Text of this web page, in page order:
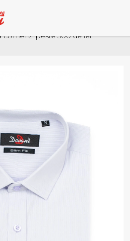
comenzi peste 500 de lei